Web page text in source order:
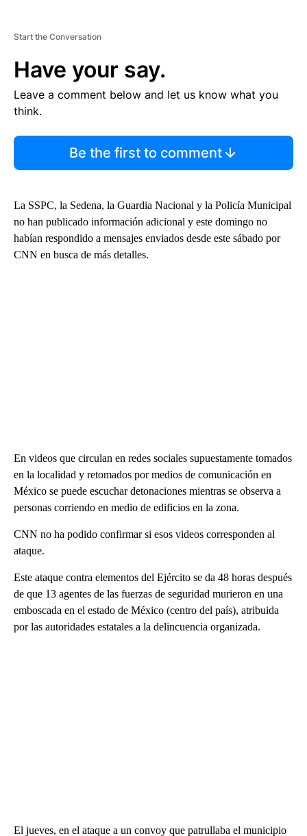
Start the Conversation
Have your say.
Leave a comment below and let us know what you
think.
Be the first to comment
La SSPC, la Sedena, la Guardia Nacional y la Policía Municipal
no han publicado información adicional y este domingo no
habían respondido a mensajes enviados desde este sábado por
CNN en busca de más detalles.
En videos que circulan en redes sociales supuestamente tomados
en la localidad y retomados por medios de comunicación en
México se puede escuchar detonaciones mientras se observa a
personas corriendo en medio de edificios en la zona.
CNN no ha podido confirmar si esos videos corresponden al
ataque.
Este ataque contra elementos del Ejército se da 48 horas después
de que 13 agentes de las fuerzas de seguridad murieron en una
emboscada en el estado de México (centro del país), atribuida
por las autoridades estatales a la delincuencia organizada.
El jueves, en el ataque a un convoy que patrullaba el municipio